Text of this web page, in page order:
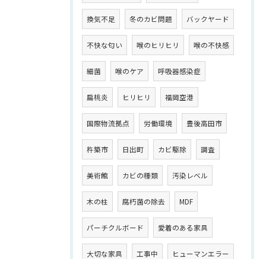
換気不足 冬のカビ問題 バックヤード
不快な匂い 喉のヒリヒリ 喉の不快感
細菌 喉のケア 呼吸器感染症
扁桃炎 ヒリヒリ 福岡空港
国際物流拠点 労働環境 豊後高田市
杵築市 日出町 カビ駆除 調査
美術館 カビの種類 汚染レベル
木の柱 腐朽菌の除去 MDF
パーチクルボード 愛着のある家具
大切な家具 工事中 ヒューマンエラー